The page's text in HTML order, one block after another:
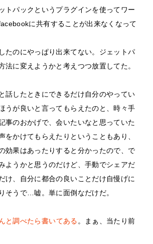
トパックというプラグインを使ってワー
に共有することが出来なくなって
たのにやっぱり出来てない。ジェットパ
法に変えようかと考えつつ放置してた。
話したときにできるだけ自分のやってい
うが良いと言ってもらえたのと、時々手
事のおかげで、会いたいなと思っていた
をかけてもらえたりということもあり、
効果はあったりすると分かったので、で
ようかと思うのだけど、手動でシェアだ
け、自分に都合の良いことだけ自慢げに
そうで…嘘。単に面倒なだけだ。
と調べたら書いてある 。まぁ、当たり前